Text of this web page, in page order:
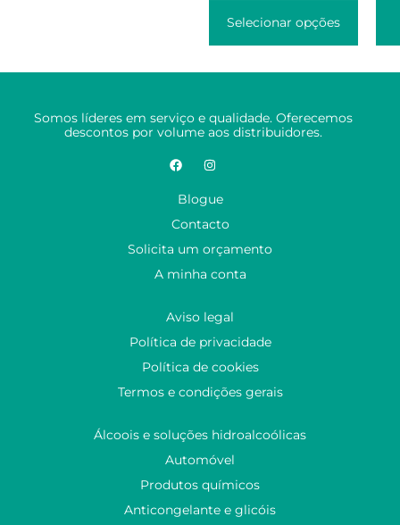
Selecionar opções
Somos líderes em serviço e qualidade. Oferecemos
descontos por volume aos distribuidores.
Blogue
Contacto
Solicita um orçamento
A minha conta
Aviso legal
Política de privacidade
Política de cookies
Termos e condições gerais
Álcoois e soluções hidroalcoólicas
Automóvel
Produtos químicos
Anticongelante e glicóis